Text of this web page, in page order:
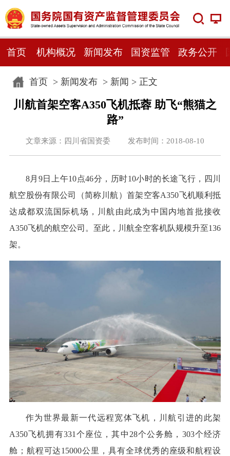
首页 机构概况 新闻发布 国资监管 政务公开
首页> 新闻发布> 新闻 > 正文
川航首架空客A350飞机抵蓉 助飞“熊猫之
路”
文章来源：四川省国资委 发布时间：2018-08-10
8月9日上午10点46分，历时10小时的长途飞行，四川
航空股份有限公司（简称川航）首架空客A350飞机顺利抵
达成都双流国际机场，川航由此成为中国内地首批接收
A350飞机的航空公司。至此，川航全空客机队规模升至136
架。
作为世界最新一代远程宽体飞机，川航引进的此架
A350飞机拥有331个座位，其中28个公务舱，303个经济
舱；航程可达15000公里，具有全球优秀的座级和航程设